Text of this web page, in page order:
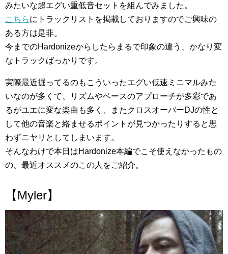
みたいな超エグい重低音セットを組んでみました。
こちらにトラックリストを掲載しておりますのでご興味の
ある方は是非。
今までのHardonizeからしたらまるで印象の違う、かなり変
なトラックばっかりです。
実際最近掘ってるのもこういったエグい低速ミニマルみた
いなのが多くて、リズムやベースのアプローチが多彩であ
るがユエに変な楽曲も多く、またクロスオーバーDJの性と
して他の音楽と絡ませるポイントが見つかったりすると思
わずニヤリとしてしまいます。
そんなわけで本日はHardonize本編でこそ使えなかったもの
の、最近オススメのこの人をご紹介。
【Myler】